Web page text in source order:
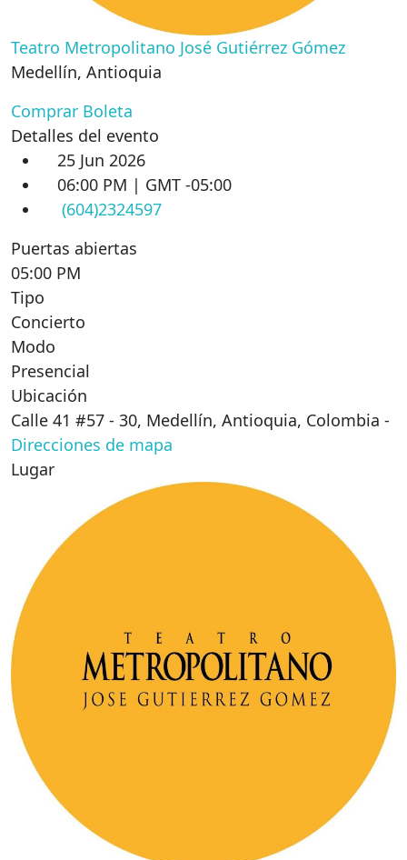
Teatro Metropolitano José Gutiérrez Gómez
Medellín, Antioquia
Comprar Boleta
Detalles del evento
25 Jun 2026
06:00 PM | GMT -05:00
(604)2324597
Puertas abiertas
05:00 PM
Tipo
Concierto
Modo
Presencial
Ubicación
Calle 41 #57 - 30, Medellín, Antioquia, Colombia -
Direcciones de mapa
Lugar